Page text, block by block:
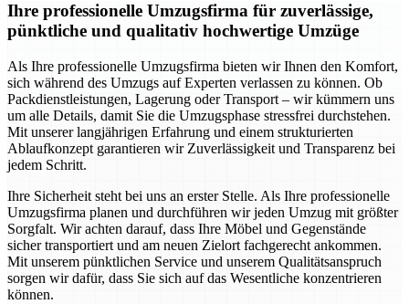
Ihre professionelle Umzugsfirma für zuverlässige,
pünktliche und qualitativ hochwertige Umzüge
Als Ihre professionelle Umzugsfirma bieten wir Ihnen den Komfort,
sich während des Umzugs auf Experten verlassen zu können. Ob
Packdienstleistungen, Lagerung oder Transport – wir kümmern uns
um alle Details, damit Sie die Umzugsphase stressfrei durchstehen.
Mit unserer langjährigen Erfahrung und einem strukturierten
Ablaufkonzept garantieren wir Zuverlässigkeit und Transparenz bei
jedem Schritt.
Ihre Sicherheit steht bei uns an erster Stelle. Als Ihre professionelle
Umzugsfirma planen und durchführen wir jeden Umzug mit größter
Sorgfalt. Wir achten darauf, dass Ihre Möbel und Gegenstände
sicher transportiert und am neuen Zielort fachgerecht ankommen.
Mit unserem pünktlichen Service und unserem Qualitätsanspruch
sorgen wir dafür, dass Sie sich auf das Wesentliche konzentrieren
können.